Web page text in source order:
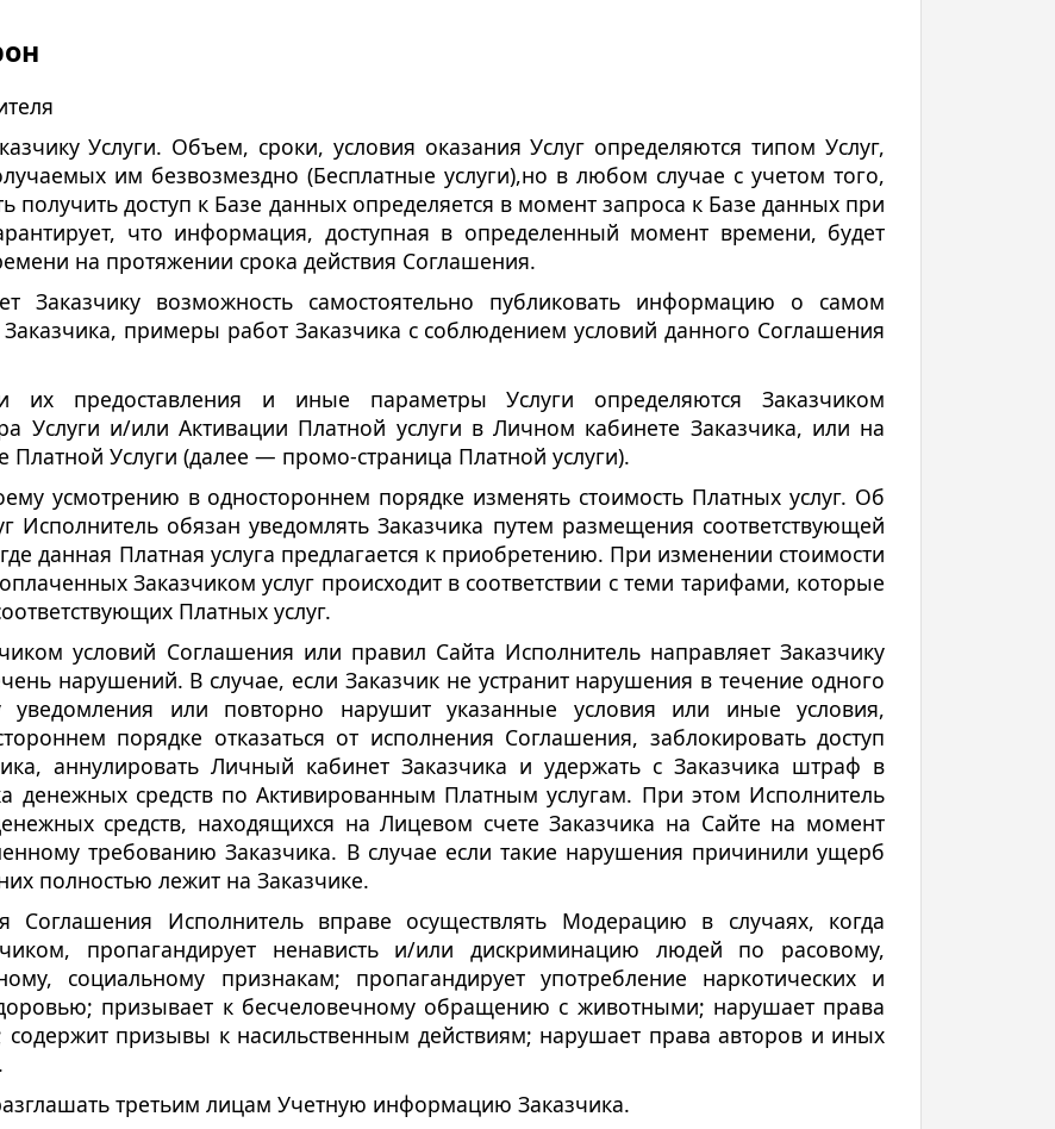
Услуги. Объем, сроки, условия оказания Услуг определяются типом Услуг,
им безвозмездно (Бесплатные услуги),но в любом случае с учетом того,
получить доступ к Базе данных определяется в момент запроса к Базе данных при
что информация, доступная в определенный момент времени, будет
на протяжении срока действия Соглашения.
Заказчику возможность самостоятельно публиковать информацию о самом
примеры работ Заказчика с соблюдением условий данного Соглашения
их предоставления и иные параметры Услуги определяются Заказчиком
Услуги и/или Активации Платной услуги в Личном кабинете Заказчика, или на
Услуги (далее — промо-страница Платной услуги).
усмотрению в одностороннем порядке изменять стоимость Платных услуг. Об
Исполнитель обязан уведомлять Заказчика путем размещения соответствующей
данная Платная услуга предлагается к приобретению. При изменении стоимости
Заказчиком услуг происходит в соответствии с теми тарифами, которые
Платных услуг.
условий Соглашения или правил Сайта Исполнитель направляет Заказчику
нарушений. В случае, если Заказчик не устранит нарушения в течение одного
или повторно нарушит указанные условия или иные условия,
порядке отказаться от исполнения Соглашения, заблокировать доступ
аннулировать Личный кабинет Заказчика и удержать с Заказчика штраф в
денежных средств по Активированным Платным услугам. При этом Исполнитель
средств, находящихся на Лицевом счете Заказчика на Сайте на момент
требованию Заказчика. В случае если такие нарушения причинили ущерб
полностью лежит на Заказчике.
Соглашения Исполнитель вправе осуществлять Модерацию в случаях, когда
пропагандирует ненависть и/или дискриминацию людей по расовому,
социальному признакам; пропагандирует употребление наркотических и
призывает к бесчеловечному обращению с животными; нарушает права
призывы к насильственным действиям; нарушает права авторов и иных
третьим лицам Учетную информацию Заказчика.